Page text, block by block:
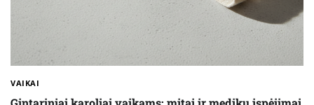
VAIKAI